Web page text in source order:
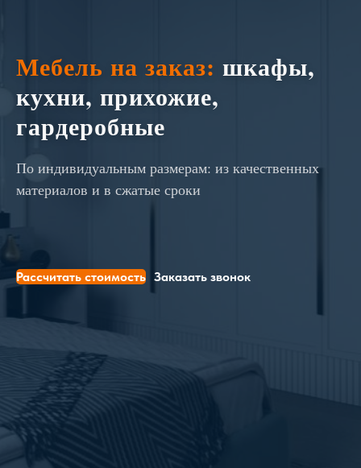
Мебель на заказ: шкафы,
кухни, прихожие,
гардеробные
По индивидуальным размерам: из качественных
материалов и в сжатые сроки
Рассчитать стоимость Заказать звонок